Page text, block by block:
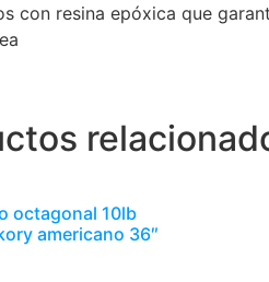
con resina epóxica que
octagonal 10lb
americano 36″